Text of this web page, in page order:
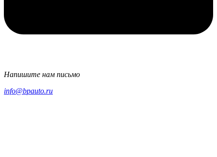
Напишите нам письмо
info@bpauto.ru